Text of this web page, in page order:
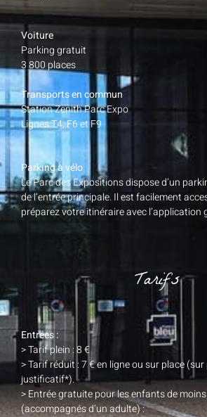
Voiture
Parking gratuit
3 800 places
Transports en commun
Station Zenith Parc Expo
Lignes T4, F6 et F9
Parking à vélo
Le Parc des Expositions dispose d’un
de l’entrée principale. Il est facilement
préparez votre itinéraire avec l’application
Tarifs
Entrées :
> Tarif plein : 8 €
> Tarif réduit : 7 € en ligne ou sur place
justificatif*).
> Entrée gratuite pour les enfants de
(accompagnés d’un adulte) :